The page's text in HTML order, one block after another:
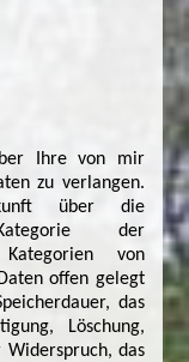
Ihre von mir
zu verlangen.
über die
der
von
offen gelegt
das
Löschung,
Widerspruch, das